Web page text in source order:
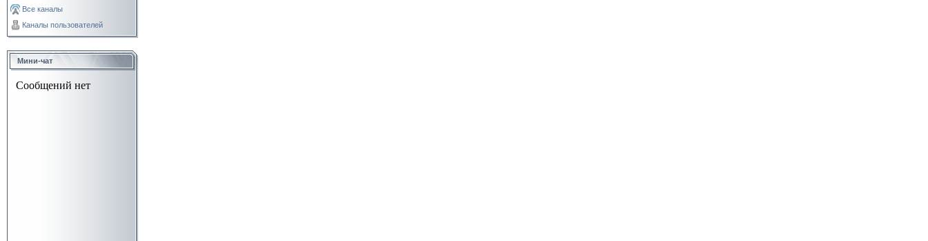
Все каналы
Каналы пользователей
Мини-чат